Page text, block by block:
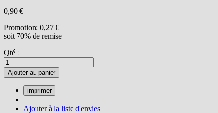
0,90 €
Promotion: 0,27 €
soit 70% de remise
Qté :
Ajouter au panier
|
Ajouter à la liste d'envies